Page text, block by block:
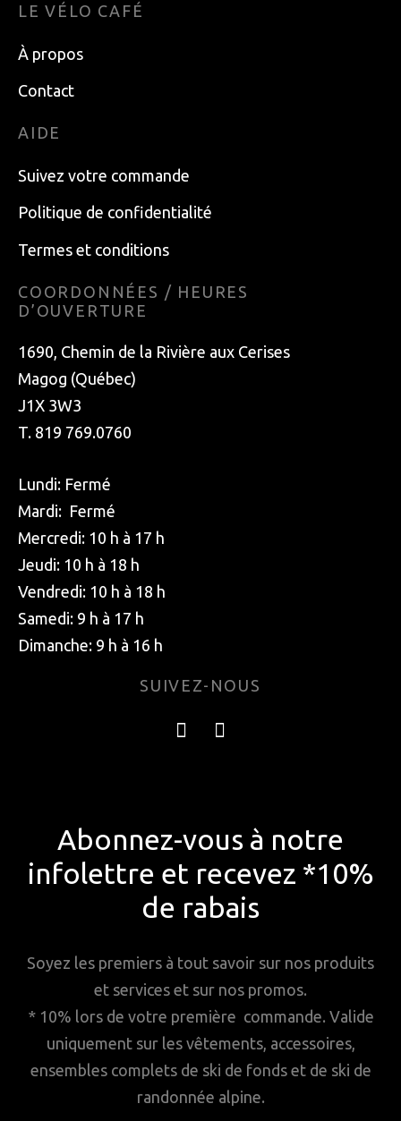
LE VÉLO CAFÉ
À propos
Contact
AIDE
Suivez votre commande
Politique de confidentialité
Termes et conditions
COORDONNÉES / HEURES
D’OUVERTURE
1690, Chemin de la Rivière aux Cerises
Magog (Québec)
J1X 3W3
T. 819 769.0760
Lundi: Fermé
Mardi: Fermé
Mercredi: 10 h à 17 h
Jeudi: 10 h à 18 h
Vendredi: 10 h à 18 h
Samedi: 9 h à 17 h
Dimanche: 9 h à 16 h
SUIVEZ-NOUS
Abonnez-vous à notre
infolettre et recevez *10%
de rabais
Soyez les premiers à tout savoir sur nos produits
et services et sur nos promos.
* 10% lors de votre première commande. Valide
uniquement sur les vêtements, accessoires,
ensembles complets de ski de fonds et de ski de
randonnée alpine.